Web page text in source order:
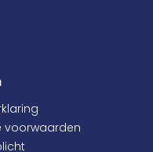
voorwaarden